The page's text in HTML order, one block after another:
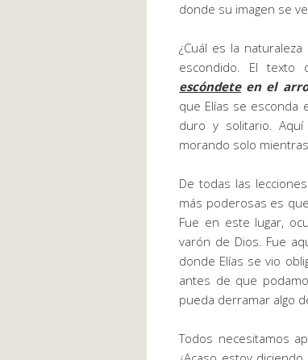
donde su imagen se
¿Cuál es la
escondido. El texto
escóndeteen el
que Elías se esconda
duro y solitario.
morando solo
De todas las
más poderosas es
Fue en este lugar,
varón de Dios. Fue
donde Elías se vio
antes de que
pueda derramar algo
Todos necesitamos